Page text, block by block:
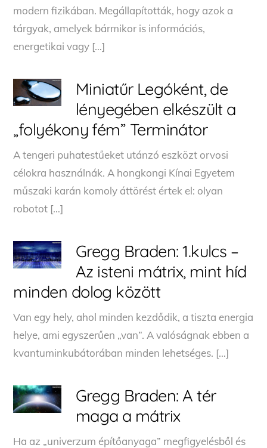
modern fizikában. Megállapították, hogy azok a
tárgyak, amelyek bármikor is információs,
energetikai vagy […]
Miniatűr Legóként, de
lényegében elkészült a
„folyékony fém” Terminátor
A tengeri puhatestűeket utánzó eszközt orvosi
célokra használnák. A hongkongi Kínai Egyetem
műszaki karán komoly áttörést értek el: olyan
robotot […]
Gregg Braden: 1.kulcs –
Az isteni mátrix, mint híd
minden dolog között
Van egy hely, ahol minden kezdődik, a tiszta energia
helye, ami egyszerűen „van”. A valóságnak ebben a
kvantuminkubátorában minden lehetséges. […]
Gregg Braden: A tér
maga a mátrix
Ha az „univerzum építőanyaga” megfigyelésből és